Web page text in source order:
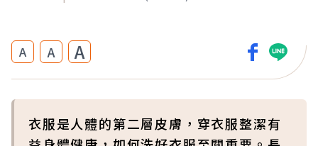
A A A
衣服是人體的第二層皮膚，穿衣服整潔有